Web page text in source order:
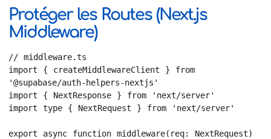
Protéger les Routes (Next.js
Middleware)
// middleware.ts
import { createMiddlewareClient } from
'@supabase/auth-helpers-nextjs'
import { NextResponse } from 'next/server'
import type { NextRequest } from 'next/server'
export async function middleware(req: NextRequest)